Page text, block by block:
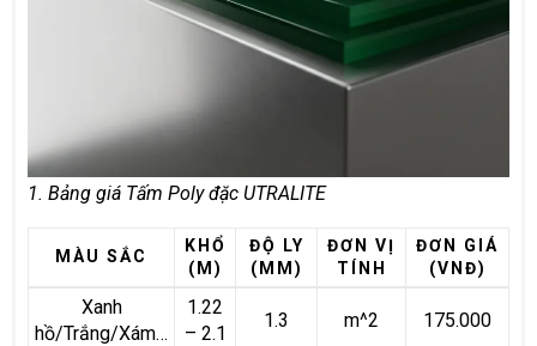
1. Bảng giá Tấm Poly đặc UTRALITE
MÀU SẮC
KHỔ
(M)
ĐỘ LY
(MM)
ĐƠN VỊ
TÍNH
ĐƠN GIÁ
(VNĐ)
Xanh
hồ/Trắng/Xám…
1.22
– 2.1
1.3 m^2 175.000